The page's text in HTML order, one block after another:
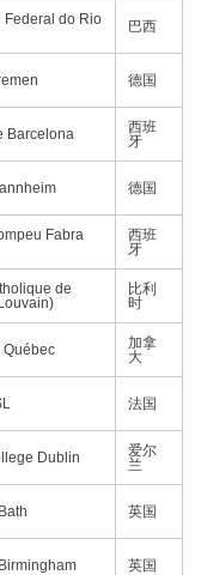
Federal do Rio
巴西
德国
Barcelona
西班
牙
德国
Fabra
西班
牙
de
比利
时
Québec
加拿
大
法国
Dublin
爱尔
兰
英国
英国